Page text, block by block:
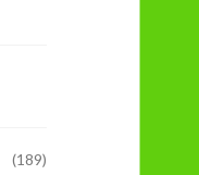
(189)